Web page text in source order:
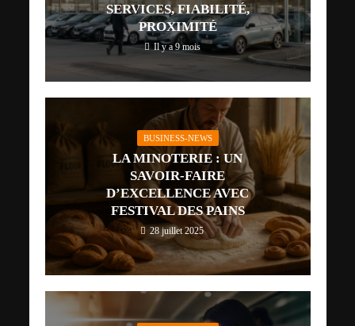
SERVICES, FIABILITÉ,
PROXIMITÉ
Il y a 9 mois
BUSINESS-NEWS
LA MINOTERIE : UN
SAVOIR-FAIRE
D’EXCELLENCE AVEC
FESTIVAL DES PAINS
28 juillet 2025